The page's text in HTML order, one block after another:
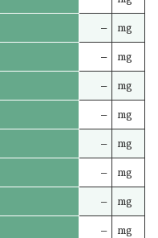
– mg
– mg
– mg
– mg
– mg
– mg
– mg
– mg